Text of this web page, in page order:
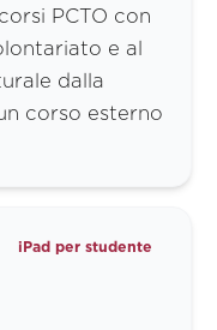
PCTO con
e al
dalla
corso esterno
iPad per studente